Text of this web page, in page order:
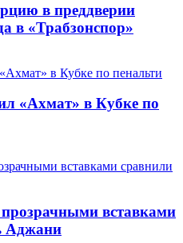
в преддверии
в «Трабзонспор»
«Ахмат» в Кубке по
вставками
Аджани